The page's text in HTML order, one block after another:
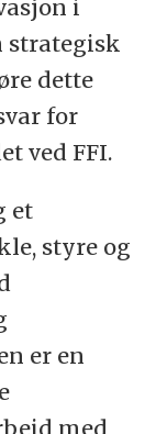
i
strategisk
dette
for
ved FFI.
et
styre og
er en
med